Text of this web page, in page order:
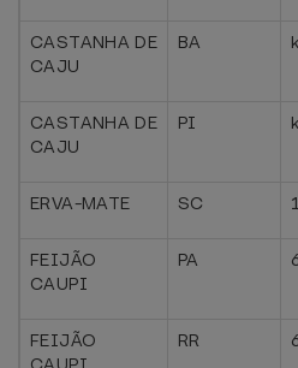
CASTANHA DE
CAJU
BA
CASTANHA DE
CAJU
PI
ERVA-MATE SC
FEIJÃO
CAUPI
PA
FEIJÃO
RR